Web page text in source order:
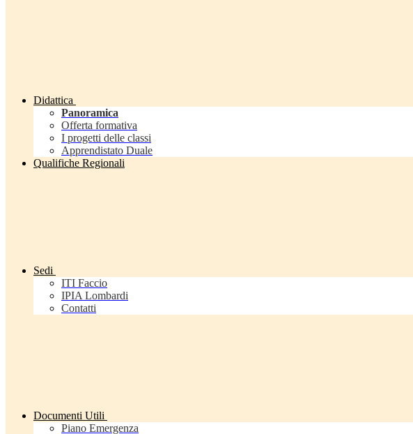
Didattica
Panoramica
Offerta formativa
I progetti delle classi
Apprendistato Duale
Qualifiche Regionali
Sedi
ITI Faccio
IPIA Lombardi
Contatti
Documenti Utili
Piano Emergenza